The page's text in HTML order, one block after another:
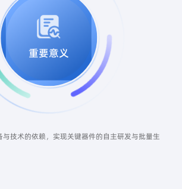
重要意义
技术的依赖，实现关键器件的自主研发与批量生